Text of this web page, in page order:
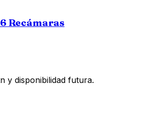
Recámaras
y disponibilidad futura.